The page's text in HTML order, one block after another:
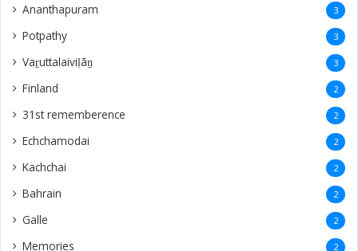
Ananthapuram 3
‎Potpathy 3
Vaṟuttalaiviḷāṉ 3
Finland 2
31st rememberence 2
Echchamodai 2
Kachchai 2
Bahrain 2
Galle 2
Memories 2